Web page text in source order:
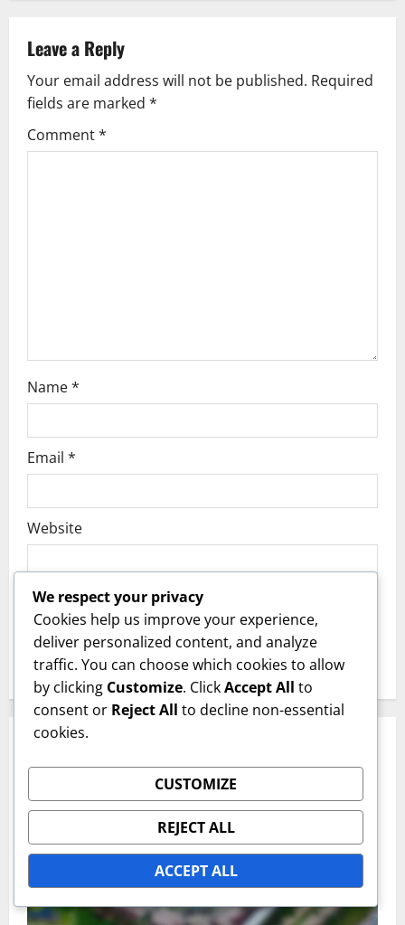
v
i
g
Leave a Reply
Your email address will not be published. Required
fields are marked *
Comment*
Name*
Email *
Website
Save my name, email, and website in this
browser for the next time I comment.
RELATED STORIES
We respect your privacy
Cookies help us improve your experience,
deliver personalized content, and analyze
traffic. You can choose which cookies to allow
by clicking Customize. ClickAccept All to
consent or Reject All to decline non-essential
cookies.
CUSTOMIZE
REJECT ALL
ACCEPT ALL